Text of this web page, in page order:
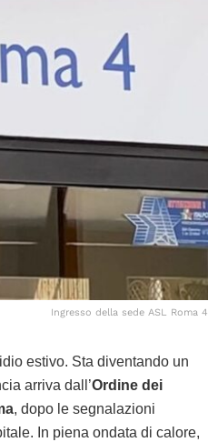
Ingresso della sede ASL Roma 4
estivo. Sta diventando un
arriva dall’Ordine dei
, dopo le segnalazioni
In piena ondata di calore,